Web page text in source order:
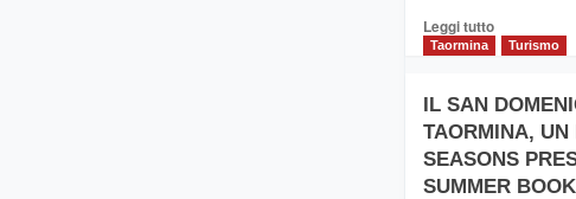
operato
da
Leggi tuttoLeggi
ETNEO
–
Meta
Taormina Turismo
IL SAN
TAORMINA, UN
SEASONS
SUMMER